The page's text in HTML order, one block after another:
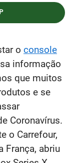
o console
informação
que muitos
e se
Coronavírus.
o Carrefour,
França, abriu